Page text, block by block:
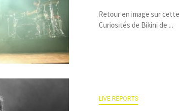
Retour en image sur
Curiosités de Bikini de ...
LIVE REPORTS